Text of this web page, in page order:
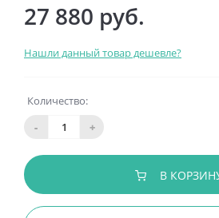
27 880 руб.
Нашли данный товар дешевле?
Количество:
-
+
В